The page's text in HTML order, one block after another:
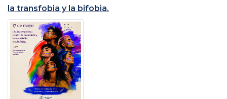
la transfobia y la bifobia.